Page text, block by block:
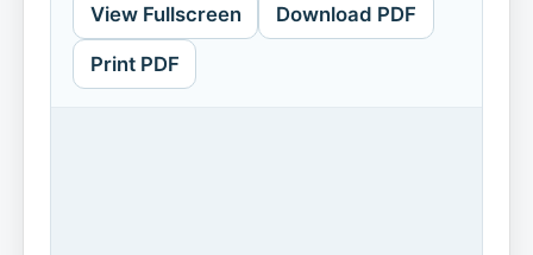
View Fullscreen Download PDF
Print PDF